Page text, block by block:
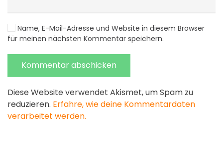
Name, E-Mail-Adresse und Website in diesem Browser
für meinen nächsten Kommentar speichern.
Kommentar abschicken
Diese Website verwendet Akismet, um Spam zu
reduzieren. Erfahre, wie deine Kommentardaten
verarbeitet werden.